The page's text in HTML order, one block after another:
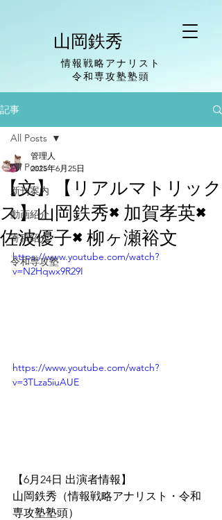
山岡鉄秀
情報戦略アナリスト
​令和専攻塾塾頭
記事
All Posts
新刊案内
動画紹介
寄稿紹介
令和専攻塾
All Posts
【文】【リアルマトリック
ス】山岡鉄秀×加賀孝英×
佐波優子×柳ヶ瀬裕文
管理人
2025年6月25日
https://www.youtube.com/watch?
v=N2Hqwx9R29I
https://www.youtube.com/watch?
v=3TLza5iuAUE
【6月24日 出演者情報】
山岡鉄秀（情報戦略アナリスト・令和
専攻塾塾頭）